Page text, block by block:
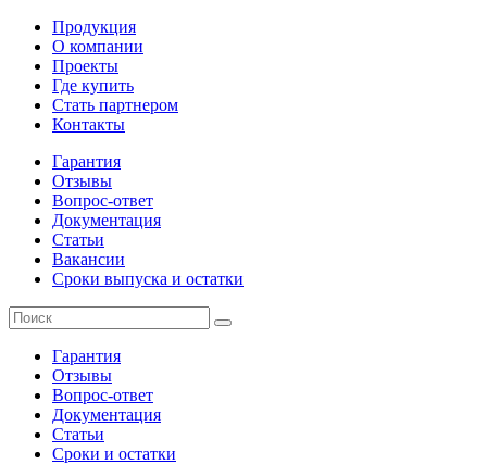
Продукция
О компании
Проекты
Где купить
Стать партнером
Контакты
Гарантия
Отзывы
Вопрос-ответ
Документация
Статьи
Вакансии
Сроки выпуска и остатки
Гарантия
Отзывы
Вопрос-ответ
Документация
Статьи
Сроки и остатки